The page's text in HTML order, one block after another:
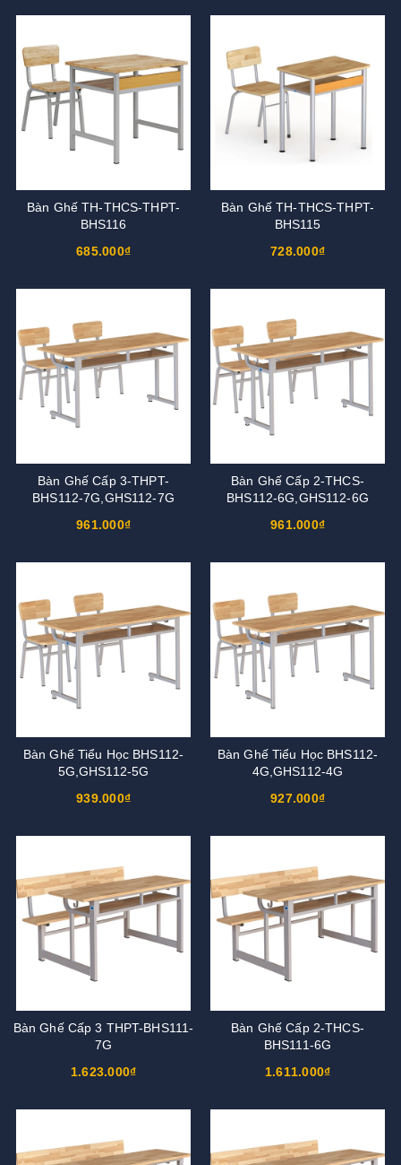
Bàn Ghế TH-THCS-THPT-
BHS116
685.000₫
Bàn Ghế TH-THCS-THPT-
BHS115
728.000₫
Bàn Ghế Cấp 3-THPT-
BHS112-7G,GHS112-7G
961.000₫
Bàn Ghế Cấp 2-THCS-
BHS112-6G,GHS112-6G
961.000₫
Bàn Ghế Tiểu Học BHS112-
5G,GHS112-5G
939.000₫
Bàn Ghế Tiểu Học BHS112-
4G,GHS112-4G
927.000₫
Bàn Ghế Cấp 3 THPT-BHS111-
7G
1.623.000₫
Bàn Ghế Cấp 2-THCS-
BHS111-6G
1.611.000₫